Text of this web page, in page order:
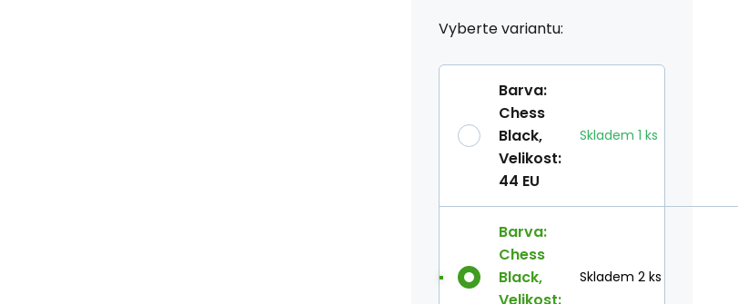
Vyberte variantu:
Barva:
Chess
Black,
Velikost:
44 EU
Skladem 1 ks
Barva:
Chess
Black,
Skladem 2 ks